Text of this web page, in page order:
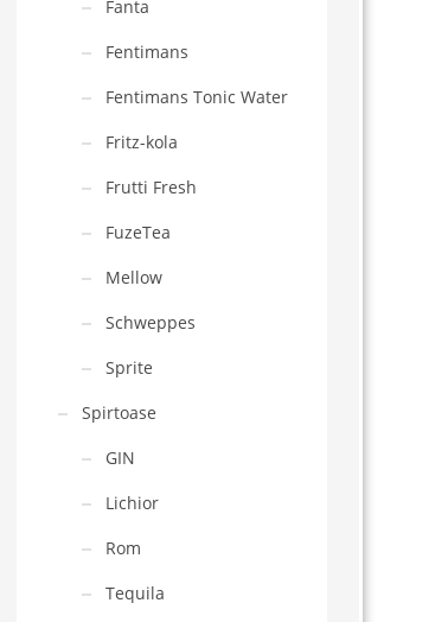
Fanta
Fentimans
Fentimans Tonic Water
Fritz-kola
Frutti Fresh
FuzeTea
Mellow
Schweppes
Sprite
Spirtoase
GIN
Lichior
Rom
Tequila